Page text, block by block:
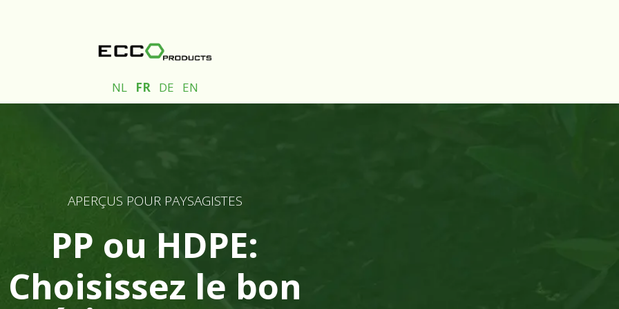
NL FR DE EN
APERÇUS POUR PAYSAGISTES
PP ou HDPE:
Choisissez le bon